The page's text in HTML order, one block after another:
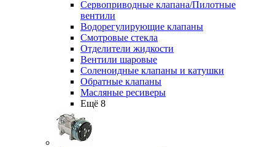
Сервоприводные клапана/Пилотные
вентили
Водорегулирующие клапаны
Смотровые стекла
Отделители жидкости
Вентили шаровые
Соленоидные клапаны и катушки
Обратные клапаны
Масляные ресиверы
Ещё 8